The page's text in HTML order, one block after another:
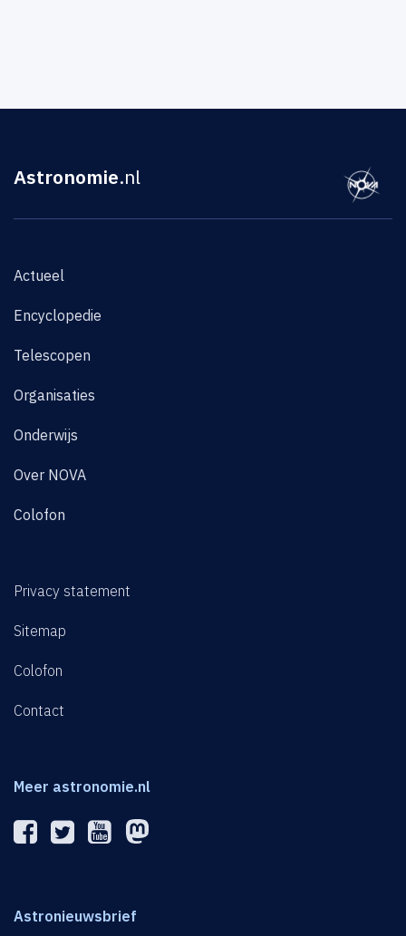
Astronomie.nl
Actueel
Encyclopedie
Telescopen
Organisaties
Onderwijs
Over NOVA
Colofon
Privacy statement
Sitemap
Colofon
Contact
Meer astronomie.nl
Astronieuwsbrief